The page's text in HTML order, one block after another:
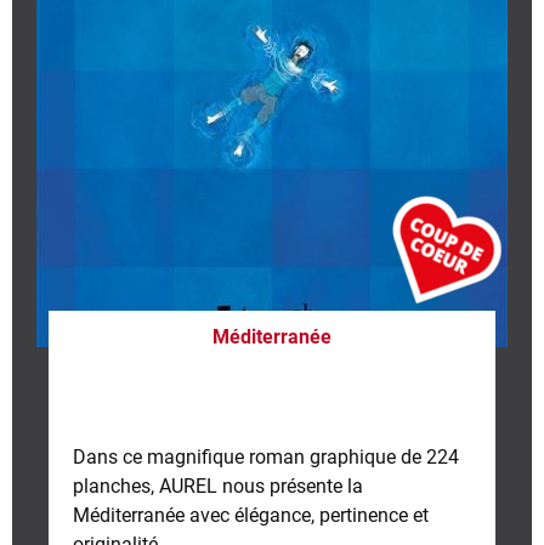
Méditerranée
Dans ce magnifique roman graphique de 224
planches, AUREL nous présente la
Méditerranée avec élégance, pertinence et